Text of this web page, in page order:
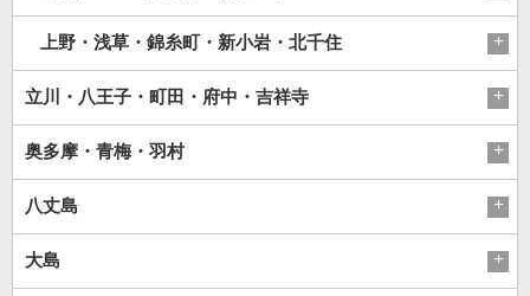
上野・浅草・錦糸町・新小岩・北千住
立川・八王子・町田・府中・吉祥寺
奥多摩・青梅・羽村
八丈島
大島